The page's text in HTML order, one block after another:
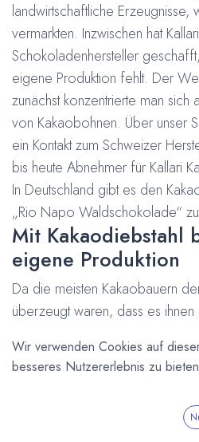
landwirtschaftliche Erzeugnisse,
vermarkten. Inzwischen hat
Schokoladenhersteller
eigene Produktion fehlt. Der
zunächst konzentrierte man sich
von Kakaobohnen. Über unser
ein Kontakt zum Schweizer
bis heute Abnehmer für Kallari
In Deutschland gibt es den
„Rio Napo Waldschokolade“
Mit Kakaodiebstahl
eigene Produktion
Da die meisten Kakaobauern
überzeugt waren, dass es
auch keine Kakaobohnen zur
Versuch zu starten. Daraufhin
Carlos Pozo, heute Direktor
Zentner Kakaobohnen und
Wir verwenden Cookies auf
besseres Nutzererlebnis zu